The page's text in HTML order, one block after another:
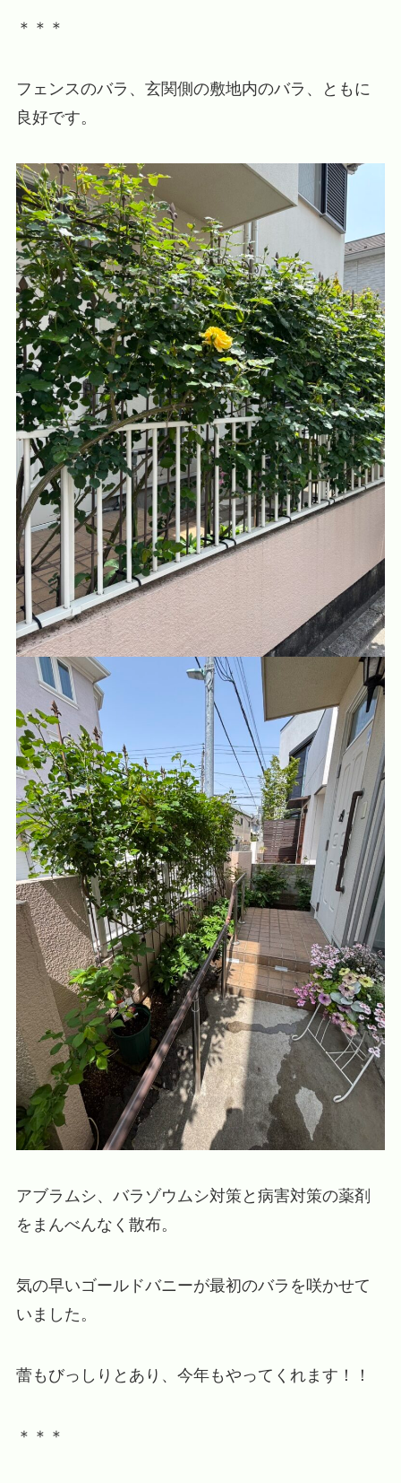
＊＊＊
フェンスのバラ、玄関側の敷地内のバラ、ともに
良好です。
アブラムシ、バラゾウムシ対策と病害対策の薬剤
をまんべんなく散布。
気の早いゴールドバニーが最初のバラを咲かせて
いました。
蕾もびっしりとあり、今年もやってくれます！！
＊＊＊